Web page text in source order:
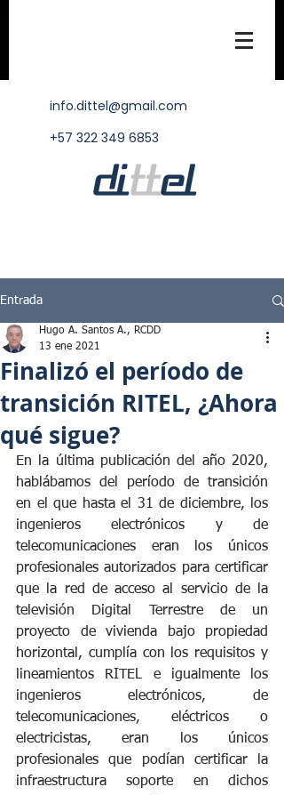
info.dittel@gmail.com
+57 322 349 6853
Entrada
Finalizó el período de
transición RITEL, ¿Ahora
qué sigue?
Hugo A. Santos A., RCDD
13 ene 2021
En la última publicación del año 2020,
hablábamos del período de transición
en el que hasta el 31 de diciembre,
los
ingenieros electrónicos y de
telecomunicaciones eran los únicos
profesionales autorizados para certificar
que la red de acceso al servicio de la
televisión Digital Terrestre de un
proyecto de vivienda bajo propiedad
horizontal, cumplía con los requisitos y
lineamientos RITEL e igualmente los
ingenieros electrónicos, de
telecomunicaciones, eléctricos o
electricistas, eran los únicos
profesionales que podían certificar la
infraestructura soporte en dichos